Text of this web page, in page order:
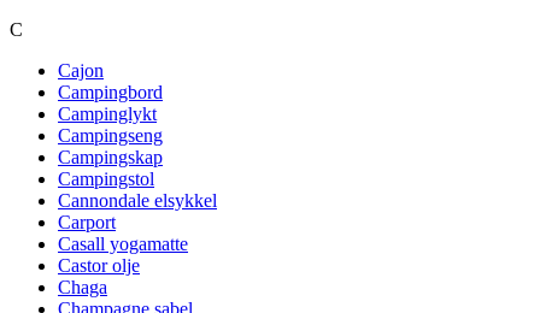
C
Cajon
Campingbord
Campinglykt
Campingseng
Campingskap
Campingstol
Cannondale elsykkel
Carport
Casall yogamatte
Castor olje
Chaga
Champagne sabel